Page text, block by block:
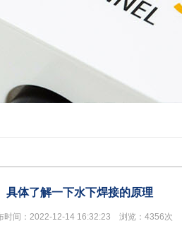
具体了解一下水下焊接的原理
时间：2022-12-14 16:32:23 浏览：4356次